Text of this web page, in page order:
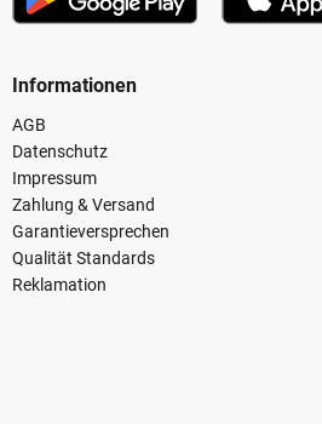
Informationen
AGB
Datenschutz
Impressum
Zahlung & Versand
Garantieversprechen
Qualität Standards
Reklamation